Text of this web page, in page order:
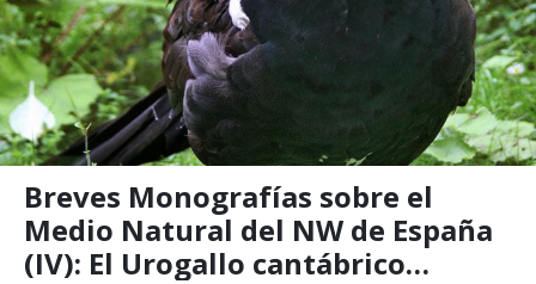
Breves Monografías sobre el
Medio Natural del NW de España
(IV): El Urogallo cantábrico